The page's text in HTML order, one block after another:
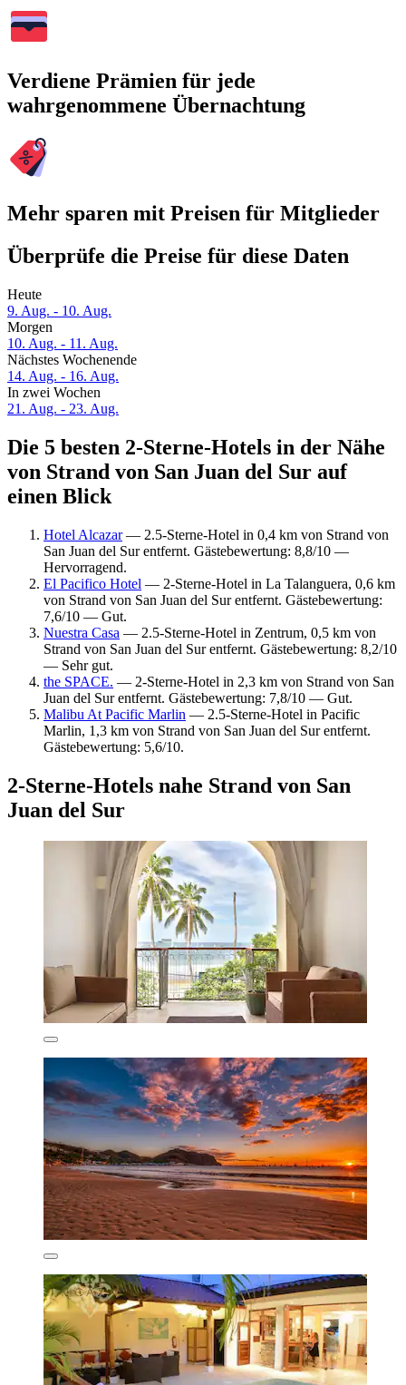
Verdiene Prämien für jede
wahrgenommene Übernachtung
Mehr sparen mit Preisen für Mitglieder
Überprüfe die Preise für diese Daten
Heute
9. Aug. - 10. Aug.
Morgen
10. Aug. - 11. Aug.
Nächstes Wochenende
14. Aug. - 16. Aug.
In zwei Wochen
21. Aug. - 23. Aug.
Die 5 besten 2-Sterne-Hotels in der Nähe
von Strand von San Juan del Sur auf
einen Blick
Hotel Alcazar— 2.5-Sterne-Hotel in 0,4 km von Strand von
San Juan del Sur entfernt. Gästebewertung: 8,8/10 —
Hervorragend.
El Pacifico Hotel — 2-Sterne-Hotel in La Talanguera, 0,6 km
von Strand von San Juan del Sur entfernt. Gästebewertung:
7,6/10 — Gut.
Nuestra Casa — 2.5-Sterne-Hotel in Zentrum, 0,5 km von
Strand von San Juan del Sur entfernt. Gästebewertung: 8,2/10
— Sehr gut.
the SPACE. — 2-Sterne-Hotel in 2,3 km von Strand von San
Juan del Sur entfernt. Gästebewertung: 7,8/10 — Gut.
Malibu At Pacific Marlin — 2.5-Sterne-Hotel in Pacific
Marlin, 1,3 km von Strand von San Juan del Sur entfernt.
Gästebewertung: 5,6/10.
2-Sterne-Hotels nahe Strand von San
Juan del Sur